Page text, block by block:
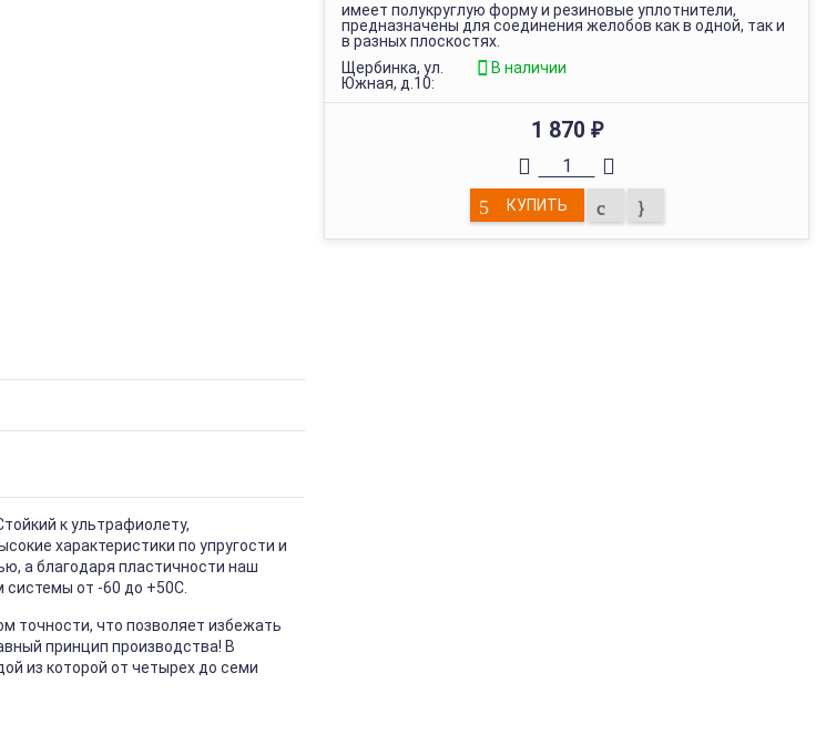
имеет полукруглую форму и резиновые уплотнители,
предназначены для соединения желобов как в одной, так и
в разных плоскостях.
Щербинка, ул.
Южная, д.10:
В наличии
1 870 ₽
КУПИТЬ
к ультрафиолету,
характеристики по упругости и
а благодаря пластичности наш
от -60 до +50С.
точности, что позволяет избежать
принцип производства! В
из которой от четырех до семи